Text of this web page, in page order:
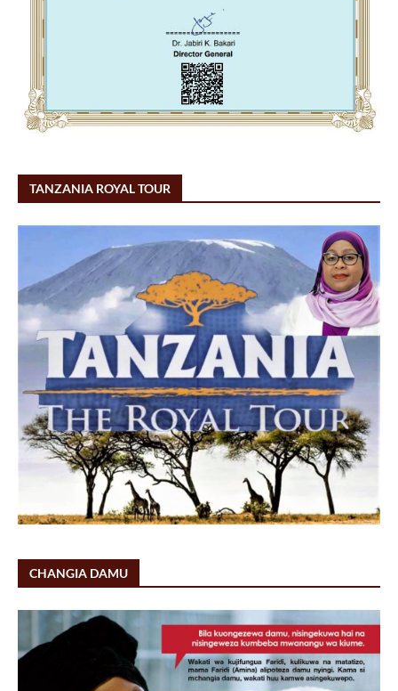
TANZANIA ROYAL TOUR
CHANGIA DAMU